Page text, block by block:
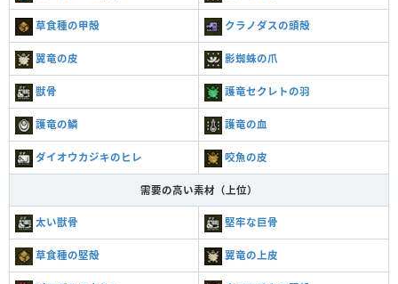
草食種の甲殻 クラノダスの頭殻
翼竜の皮 影蜘蛛の爪
獣骨 護竜セクレトの羽
護竜の鱗 護竜の血
ダイオウカジキのヒレ 咬魚の皮
需要の高い素材（上位）
太い獣骨 堅牢な巨骨
草食種の堅殻 翼竜の上皮